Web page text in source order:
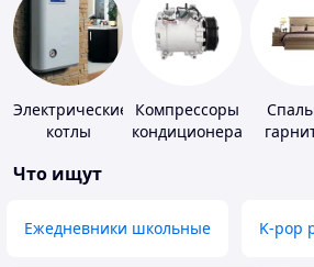
Электрические
котлы
Компрессоры
кондиционера
Что ищут
Ежедневники школьные K-pop